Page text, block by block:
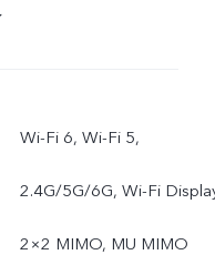
Wi-Fi 6, Wi-Fi 5,
2.4G/5G/6G, Wi-Fi
2×2 MIMO, MU MIMO